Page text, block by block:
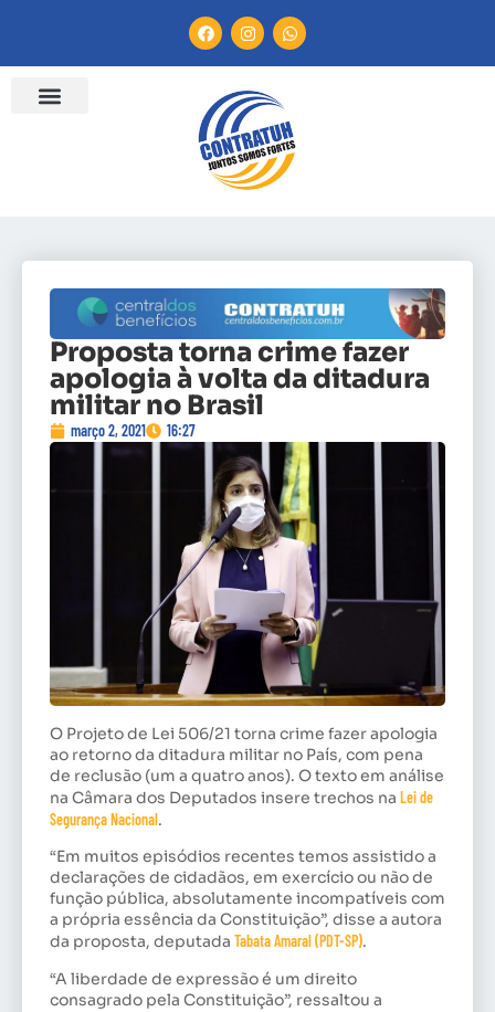
Proposta torna crime fazer
apologia à volta da ditadura
militar no Brasil
março 2, 2021 16:27
O Projeto de Lei 506/21 torna crime fazer apologia
ao retorno da ditadura militar no País, com pena
de reclusão (um a quatro anos). O texto em análise
na Câmara dos Deputados insere trechos na Lei de
Segurança Nacional.
“Em muitos episódios recentes temos assistido a
declarações de cidadãos, em exercício ou não de
função pública, absolutamente incompatíveis com
a própria essência da Constituição”, disse a autora
da proposta, deputada Tabata Amaral (PDT-SP).
“A liberdade de expressão é um direito
consagrado pela Constituição”, ressaltou a